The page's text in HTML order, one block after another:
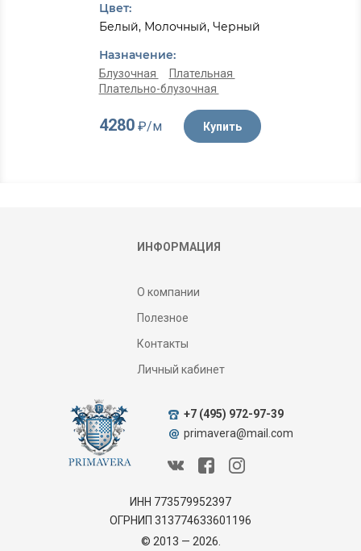
Цвет:
Белый, Молочный, Черный
Назначение:
Блузочная
Плательная
Плательно-блузочная
4280₽/м Купить
ИНФОРМАЦИЯ
О компании
Полезное
Контакты
Личный кабинет
ИНН 773579952397
ОГРНИП 313774633601196
© 2013 — 2026.
+7 (495) 972-97-39
primavera@mail.com